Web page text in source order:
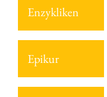
Enzykliken
Epikur